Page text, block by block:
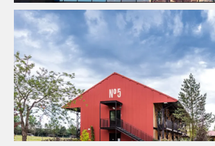
Économie De La Construction Fluides
Commercial
Pilotage D'opération / MOEX